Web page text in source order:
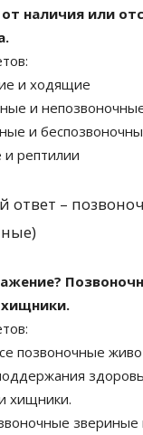
наличия или
и ходящие
и
и
и рептилии
ответ –
позвоночные
хищники.
звериные